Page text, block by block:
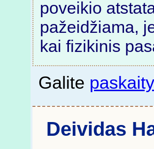
poveikio
pažeidžiama,
kai fizikinis
Galite
Deividas